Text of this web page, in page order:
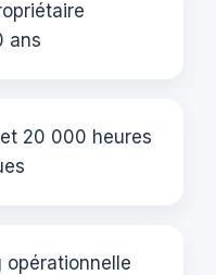
ans
20 000 heures
opérationnelle